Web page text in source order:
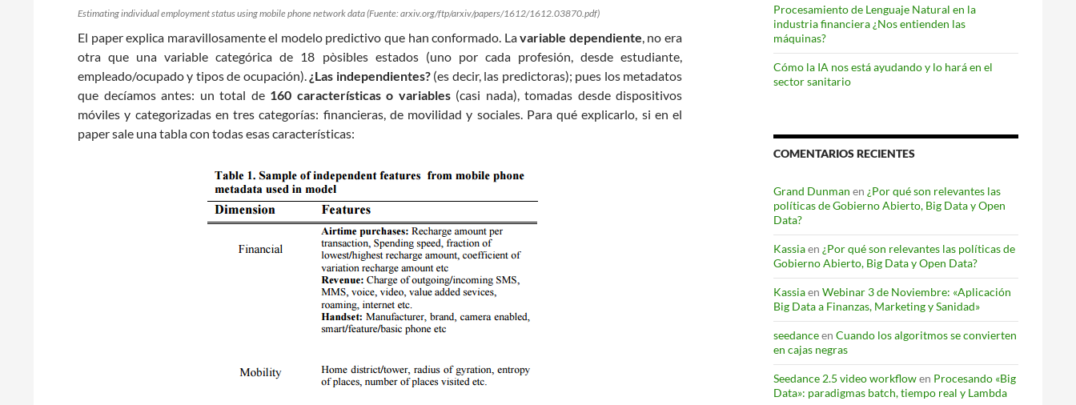
Estimating individual employment status using mobile phone network data (Fuente: arxiv.org/ftp/arxiv/papers/1612/1612.03870.pdf)
El paper explica maravillosamente el modelo predictivo que han conformado. Lavariable dependiente , no era
otra que una variable categórica de 18 pòsibles estados (uno por cada profesión, desde estudiante,
empleado/ocupado y tipos de ocupación). ¿Las independientes?(es decir, las predictoras); pues los metadatos
que decíamos antes: un total de 160 características o variables(casi nada), tomadas desde dispositivos
móviles y categorizadas en tres categorías: financieras, de movilidad y sociales. Para qué explicarlo, si en el
paper sale una tabla con todas esas características:
Procesamiento de Lenguaje Natural en la
industria financiera ¿Nos entienden las
máquinas?
Cómo la IA nos está ayudando y lo hará en el
sector sanitario
COMENTARIOS RECIENTES
Grand Dunman en ¿Por qué son relevantes las
políticas de Gobierno Abierto, Big Data y Open
Data?
Kassiaen ¿Por qué son relevantes las políticas de
Gobierno Abierto, Big Data y Open Data?
Kassiaen Webinar 3 de Noviembre: «Aplicación
Big Data a Finanzas, Marketing y Sanidad»
seedanceen Cuando los algoritmos se convierten
en cajas negras
Seedance 2.5 video workflowen Procesando «Big
Data»: paradigmas batch, tiempo real y Lambda